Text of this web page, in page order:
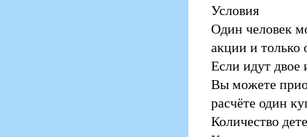
Условия
Один человек
акции и только
Если идут двое
Вы можете
расчёте один
Количество